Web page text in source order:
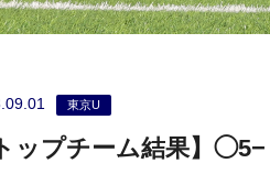
東京U
ップチーム結果】